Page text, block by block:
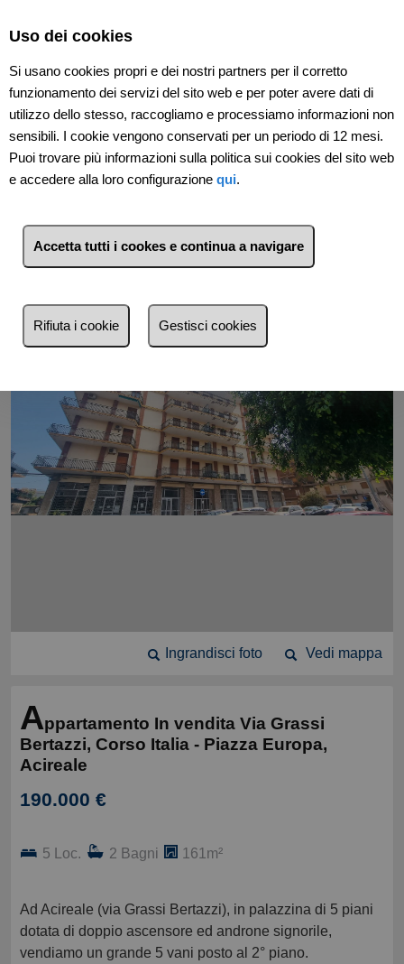
Indietro
Vedi mappa
Ingrandisci foto
Appartamento In vendita Via Grassi
Bertazzi, Corso Italia - Piazza Europa,
Acireale
190.000 €
5 Loc. 2 Bagni 161m²
Ad Acireale (via Grassi Bertazzi), in palazzina di 5 piani
dotata di doppio ascensore ed androne signorile,
vendiamo un grande 5 vani posto al 2° piano.
Uso dei cookies
Si usano cookies propri e dei nostri partners per il corretto
funzionamento dei servizi del sito web e per poter avere dati di
utilizzo dello stesso, raccogliamo e processiamo informazioni non
sensibili. I cookie vengono conservati per un periodo di 12 mesi.
Puoi trovare più informazioni sulla politica sui cookies del sito web
e accedere alla loro configurazione qui.
Accetta tutti i cookes e continua a navigare
Rifiuta i cookie Gestisci cookies